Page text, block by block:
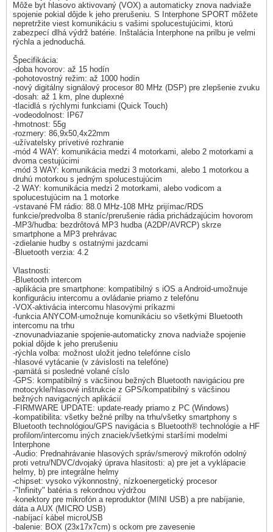
Môže byt hlasovo aktivovaný (VOX) a automaticky znova nadviaže
spojenie pokial dôjde k jeho prerušeniu. S Interphone SPORT môžete
nepretržite viest komunikáciu s vašimi spolucestujúcimi, ktorú
zabezpecí dlhá výdrž batérie. Inštalácia Interphone na prilbu je velmi
rýchla a jednoduchá.
Špecifikácia:
-doba hovorov: až 15 hodín
-pohotovostný režim: až 1000 hodín
-nový digitálny signálový procesor 80 MHz (DSP) pre zlepšenie zvuku
-dosah: až 1 km, plne duplexné
-tlacidlá s rýchlymi funkciami (Quick Touch)
-vodeodolnost: IP67
-hmotnost: 55g
-rozmery: 86,9x50,4x22mm
-užívatelsky prívetivé rozhranie
-mód 4 WAY: komunikácia medzi 4 motorkami, alebo 2 motorkami a
dvoma cestujúcimi
-mód 3 WAY: komunikácia medzi 3 motorkami, alebo 1 motorkou a
druhú motorkou s jedným spolucestujúcim
-2 WAY: komunikácia medzi 2 motorkami, alebo vodicom a
spolucestujúcim na 1 motorke
-vstavané FM rádio: 88.0 MHz-108 MHz prijímac/RDS
funkcie/predvolba 8 staníc/prerušenie rádia prichádzajúcim hovorom
-MP3/hudba: bezdrôtová MP3 hudba (A2DP/AVRCP) skrze
smartphone a MP3 prehrávac
-zdielanie hudby s ostatnými jazdcami
-Bluetooth verzia: 4.2
Vlastnosti:
-Bluetooth intercom
-aplikácia pre smartphone: kompatibilný s iOS a Android-umožnuje
konfiguráciu intercomu a ovládanie priamo z telefónu
-VOX-aktivácia intercomu hlasovými príkazmi
-funkcia ANYCOM-umožnuje komunikáciu so všetkými Bluetooth
intercomu na trhu
-znovunadviazanie spojenie-automaticky znova nadviaže spojenie
pokial dôjde k jeho prerušeniu
-rýchla volba: možnost uložit jedno telefónne císlo
-hlasové vytácanie (v závislosti na telefóne)
-pamätá si posledné volané císlo
-GPS: kompatibilný s väcšinou bežných Bluetooth navigáciou pre
motocykle/hlasové inštrukcie z GPS/kompatibilný s väcšinou
bežných navigacných aplikácií
-FIRMWARE UPDATE: update-ready priamo z PC (Windows)
-kompatibilita: všetky bežné prilby na trhu/všetky smartphony s
Bluetooth technológiou/GPS navigácia s Bluetooth® technológie a HF
profilom/intercomu iných znaciek/všetkými staršími modelmi
Interphone
-Audio: Prednahrávanie hlasových správ/smerový mikrofón odolný
proti vetru/NDVC/dvojaký úprava hlasitosti: a) pre jet a vyklápacie
helmy, b) pre integrálne helmy
-chipset: vysoko výkonnostný, nízkoenergetický procesor
-"Infinity" batéria s rekordnou výdržou
-konektory pre mikrofón a reproduktor (MINI USB) a pre nabíjanie,
dáta a AUX (MICRO USB)
-nabíjací kábel microUSB
-balenie: BOX (23x17x7cm) s ockom pre zavesenie